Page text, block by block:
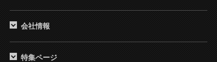
会社情報
特集ページ